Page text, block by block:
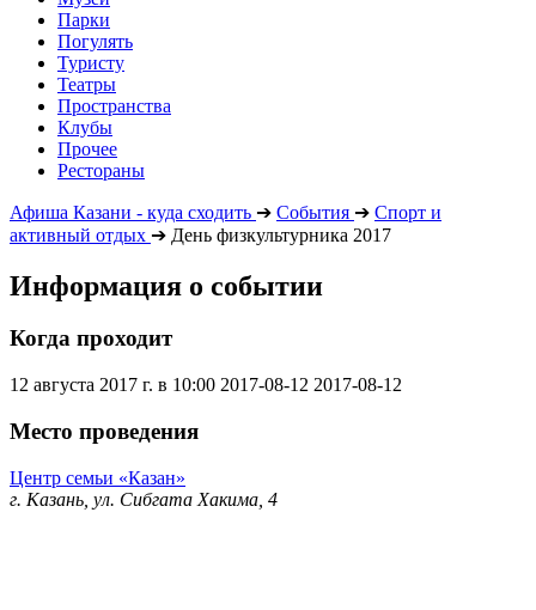
Парки
Погулять
Туристу
Театры
Пространства
Клубы
Прочее
Рестораны
Афиша Казани - куда сходить ➔ События ➔ Спорт и
активный отдых ➔ День физкультурника 2017
Информация о событии
Когда проходит
12 августа 2017 г. в 10:00 2017-08-12 2017-08-12
Место проведения
Центр семьи «Казан»
г. Казань, ул. Сибгата Хакима, 4